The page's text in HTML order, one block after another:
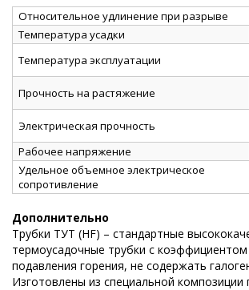
Относительное удлинение при разрыве
Температура усадки
Температура эксплуатации
Прочность на растяжение
Электрическая прочность
Рабочее напряжение
Удельное объемное электрическое
сопротивление
Дополнительно
Трубки ТУТ (HF) – стандартные
термоусадочные трубки с коэффициентом
подавления горения, не содержать
Изготовлены из специальной